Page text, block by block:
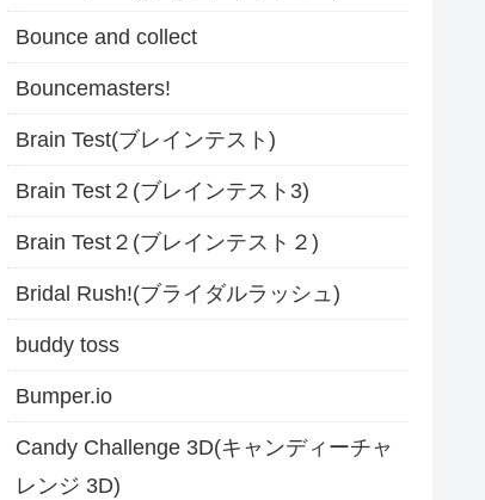
Bounce and collect
Bouncemasters!
Brain Test(ブレインテスト)
Brain Test２(ブレインテスト3)
Brain Test２(ブレインテスト２)
Bridal Rush!(ブライダルラッシュ)
buddy toss
Bumper.io
Candy Challenge 3D(キャンディーチャ
レンジ 3D)